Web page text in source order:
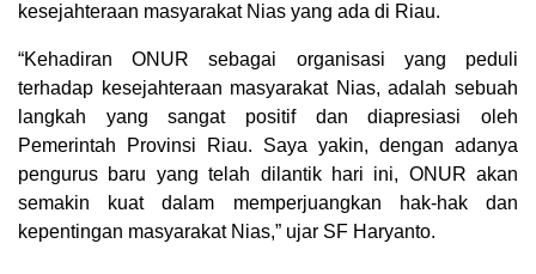
kesejahteraan masyarakat Nias yang ada di Riau.
“Kehadiran ONUR sebagai organisasi yang peduli
terhadap kesejahteraan masyarakat Nias, adalah sebuah
langkah yang sangat positif dan diapresiasi oleh
Pemerintah Provinsi Riau. Saya yakin, dengan adanya
pengurus baru yang telah dilantik hari ini, ONUR akan
semakin kuat dalam memperjuangkan hak-hak dan
kepentingan masyarakat Nias,” ujar SF Haryanto.